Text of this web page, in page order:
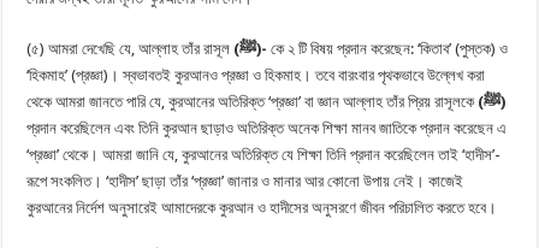
(৫) আমরা দেখেছি যে, আল্লাহ তাঁর রাসূল (ﷺ)- কে ২ টি বিষয় প্রদান করেছেন: ‘কিতাব’ (পুস্তক) ও
‘হিকমাহ’ (প্রজ্ঞা)। স্বভাবতই কুরআনও প্রজ্ঞা ও হিকমাহ। তবে বারংবার পৃথকভাবে উল্লেখ করা
থেকে আমরা জানতে পারি যে, কুরআনের অতিরিক্ত ‘প্রজ্ঞা’ বা জ্ঞান আল্লাহ তাঁর প্রিয় রাসূলকে
(ﷺ)
প্রদান করেছিলেন এবং তিনি কুরআন ছাড়াও অতিরিক্ত অনেক শিক্ষা মানব জাতিকে প্রদান করেছেন এ
‘প্রজ্ঞা’ থেকে। আমরা জানি যে, কুরআনের অতিরিক্ত যে শিক্ষা তিনি প্রদান করেছিলেন তাই ‘হাদীস’-
রূপে সংকলিত। ‘হাদীস’ ছাড়া তাঁর ‘প্রজ্ঞা’ জানার ও মানার আর কোনো উপায় নেই। কাজেই
কুরআনের নির্দেশ অনুসারেই আমাদেরকে কুরআন ও হাদীসের অনুসরণে জীবন পরিচালিত করতে হবে।